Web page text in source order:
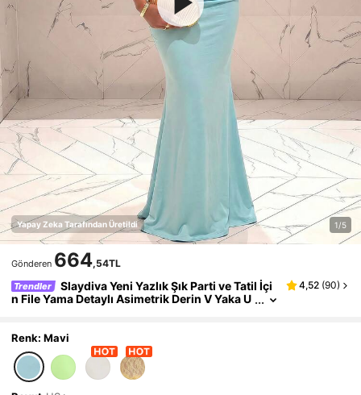
Yapay Zeka Tarafından Üretildi 1/5
Gönderen 664,54TL
Trendler
Slaydiva Yeni Yazlık Şık Parti ve Tatil İçi
n File Yama Detaylı Asimetrik Derin V Yaka U
4,52 (90)
Renk: Mavi